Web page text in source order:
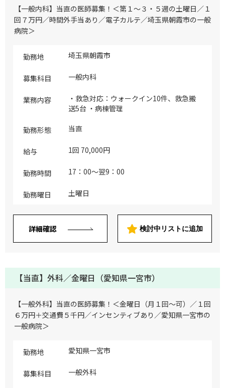
【一般内科】当直の医師募集！＜第１～３・５週の土曜日／１
回７万円／時間外手当あり／電子カルテ／埼玉県朝霞市の一般
病院＞
勤務地 埼玉県朝霞市
募集科目 一般内科
業務内容
・救急対応：ウォークイン10件、救急搬
送5台 ・病棟管理
勤務形態 当直
給与 1回 70,000円
勤務時間 17：00～翌9：00
勤務曜日 土曜日
詳細確認 検討中リストに追加
【当直】外科／金曜日（愛知県一宮市）
【一般外科】当直の医師募集！＜金曜日（月１回～可）／１回
６万円＋交通費５千円／インセンティブあり／愛知県一宮市の
一般病院＞
勤務地 愛知県一宮市
募集科目 一般外科